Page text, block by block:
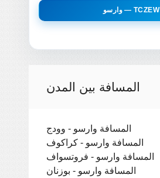
وارسو — TCZEW
المسافة بين المدن
المسافة وارسو - وودج
المسافة وارسو - كراكوف
المسافة وارسو - فروتسواف
المسافة وارسو - بوزنان